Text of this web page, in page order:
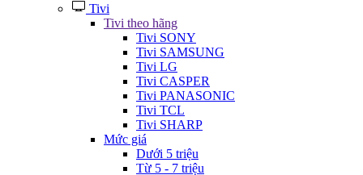
Tivi
Tivi theo hãng
Tivi SONY
Tivi SAMSUNG
Tivi LG
Tivi CASPER
Tivi PANASONIC
Tivi TCL
Tivi SHARP
Mức giá
Dưới 5 triệu
Từ 5 - 7 triệu